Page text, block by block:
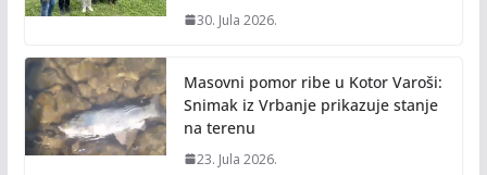
30. Jula 2026.
Masovni pomor ribe u Kotor Varoši:
Snimak iz Vrbanje prikazuje stanje
na terenu
23. Jula 2026.